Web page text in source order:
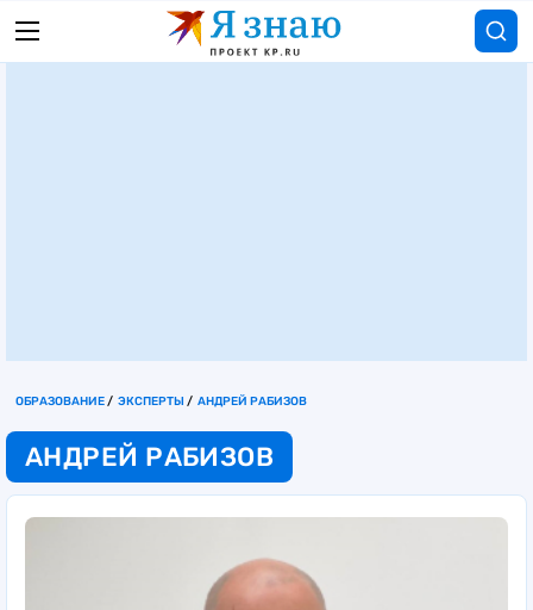
ОБРАЗОВАНИЕ ЭКСПЕРТЫ АНДРЕЙ РАБИЗОВ
АНДРЕЙ РАБИЗОВ